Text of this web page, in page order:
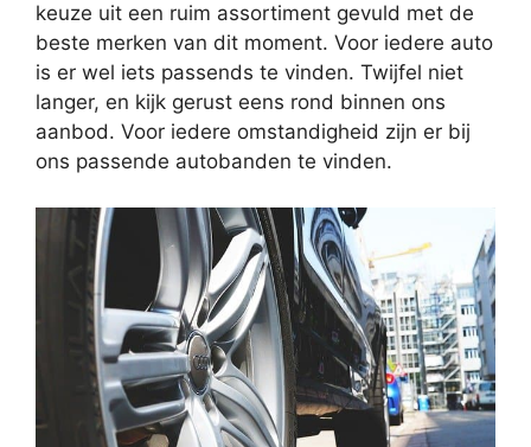
keuze uit een ruim assortiment gevuld met de
beste merken van dit moment. Voor iedere auto
is er wel iets passends te vinden. Twijfel niet
langer, en kijk gerust eens rond binnen ons
aanbod. Voor iedere omstandigheid zijn er bij
ons passende autobanden te vinden.